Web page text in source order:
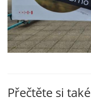
Přečtěte si také